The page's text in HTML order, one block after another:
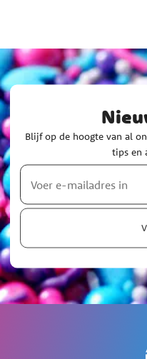
Blijf op de hoogte van al
tips en